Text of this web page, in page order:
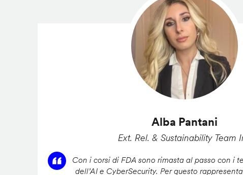
Alba Pantani
Ext. Rel. & Sustainability Team
Con i corsi di FDA sono rimasta al passo con i
dell’AI e CyberSecurity. Per questo